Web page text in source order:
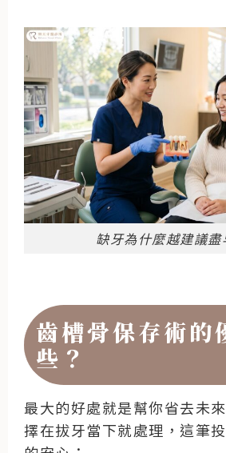
缺牙為什麼越建議盡
齒槽骨保存術的
些？
最大的好處就是幫你省去未
擇在拔牙當下就處理，這筆